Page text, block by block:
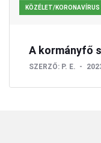
KÖZÉLET/KORONAVÍRUS
A kormányfő
SZERZŐ: P. E.